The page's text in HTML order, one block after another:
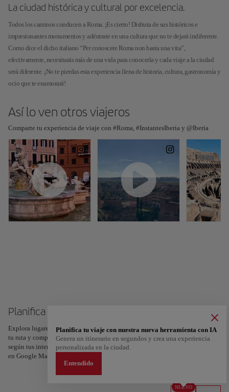
La ciudad histórica y cultural por excelencia.
Todos los caminos conducen a Roma. ¡Es cierto! Disfruta de sus históricos e
impresionantes monumentos y adéntrate en una cultura que no te dejará indiferente.
Como dice el dicho italiano “Per conoscere Roma non basta una vita”,
efectivamente, necesitarás más de una vida para conocerla y cada viaje a la ciudad
será diferente. ¡No te pierdas esta experiencia llena de historia, cultura, gastronomía y
ocio que te enamorará!
Así lo ven otros viajeros
Comparte tu experiencia de viaje con #Roma, #InstantesIberia y @Iberia
Planifica tu viaje a Roma
Explora lugares, experiencias y marca con el corazón tus favoritos para crear
tu ruta y compartirla. ¿Quieres más ideas? Obtén un itinerario personalizado
según tus intereses y la duración de tu viaje: en sólo dos pasos y descargable
en Google Maps.
NUEVO
Planifica tu viaje con nuestra nueva herramienta con IA
Genera un itinerario en segundos y crea una experiencia
personalizada en la ciudad.
Entendido